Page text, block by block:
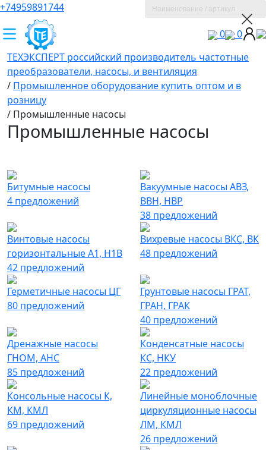
+74959891744
0
0
ТЕХЭКСПЕРТ российский производитель частотные
преобразователи, насосы, и вентиляция
/ Промышленное оборудование купить оптом и в
розницу
/ Промышленные насосы
Промышленные насосы
Битумные насосы
4 предложений
Вакуумные насосы АВЗ,
ВВН, НВР
38 предложений
Винтовые насосы
горизонтальные А1, Н1В
42 предложений
Вихревые насосы ВКС, ВК
48 предложений
Герметичные насосы ЦГ
80 предложений
Грунтовые насосы ГРАТ,
ГРАН, ГРАК
40 предложений
Дренажные насосы
ГНОМ, АНС
85 предложений
Конденсатные насосы
КС, НКУ
22 предложений
Консольные насосы К,
КМ, КМЛ
69 предложений
Линейные моноблочные
циркуляционные насосы
ЛМ, КМЛ
26 предложений